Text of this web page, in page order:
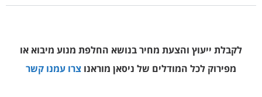
לקבלת ייעוץ והצעת מחיר בנושא החלפת מנוע מיבוא או
מפירוק לכל המודלים של ניסאן מוראנו צרו עמנו קשר